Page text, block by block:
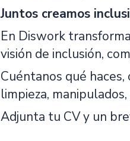
Juntos creamos
En Diswork
visión de inclusión,
Cuéntanos qué
limpieza,
Adjunta tu CV y un